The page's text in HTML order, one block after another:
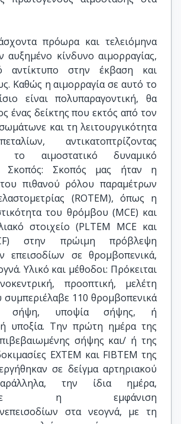
πρόωρα και τελειόμηνα
αυξημένο κίνδυνο αιμορραγίας,
αντίκτυπο στην έκβαση και
Καθώς η αιμορραγία σε αυτό το
είναι πολυπαραγοντική, θα
ένας δείκτης που εκτός από τον
και τη λειτουργικότητα
αντικατοπτρίζοντας
το αιμοστατικό δυναμικό
Σκοπός: Σκοπός μας ήταν η
πιθανού ρόλου παραμέτρων
(ROTEM), όπως η
του θρόμβου (MCE) και
στοιχείο (PLTEM MCE και
στην πρώιμη πρόβλεψη
επεισοδίων σε θρομβοπενικά,
Υλικό και μέθοδοι: Πρόκειται
προοπτική, μελέτη
συμπεριέλαβε 110 θρομβοπενικά
σήψη, υποψία σήψης, ή
υποξία. Την πρώτη ημέρα της
σήψης και/ ή της
ΕΧΤΕΜ και FIBTEM της
σε δείγμα αρτηριακού
την ίδια ημέρα,
η εμφάνιση
στα νεογνά, με τη